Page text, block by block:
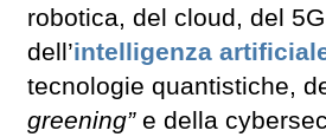
robotica, del cloud, del
dell’intelligenza
tecnologie quantistiche,
greening”e della